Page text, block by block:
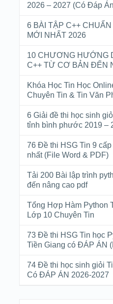
2026 – 2027 (Có Đáp
6 BÀI TẬP C++ CHUẨN
MỚI NHẤT 2026
10 CHƯƠNG HƯỚNG
C++ TỪ CƠ BẢN ĐẾN
Khóa Học Tin Học
Chuyên Tin & Tin Văn
6 Giải đề thi học sinh
tỉnh bình phước 2019 –
76 Đề thi HSG Tin 9
nhất (File Word & PDF)
Tải 200 Bài lập trình
đến nâng cao pdf
Tổng Hợp Hàm Python
Lớp 10 Chuyên Tin
73 Đề thi HSG Tin học
Tiền Giang có ĐÁP ÁN
74 Đề thi học sinh giỏi
Có ĐÁP ÁN 2026-2027